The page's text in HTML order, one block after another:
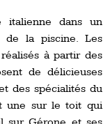
italienne dans un
de la piscine. Les
à partir des
de délicieuses
des spécialités du
une sur le toit qui